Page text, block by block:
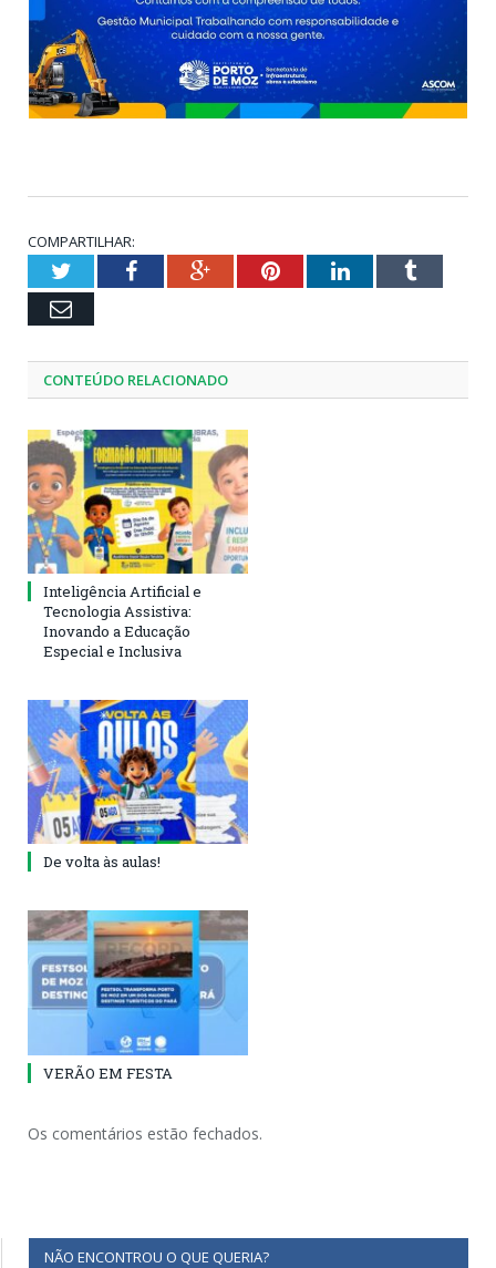
COMPARTILHAR:
TwitterFacebookGoogle+PinterestLinkedInTumblr
Email
CONTEÚDO RELACIONADO
Inteligência Artificial e
Tecnologia Assistiva:
Inovando a Educação
Especial e Inclusiva
De volta às aulas!
VERÃO EM FESTA
Os comentários estão fechados.
NÃO ENCONTROU O QUE QUERIA?